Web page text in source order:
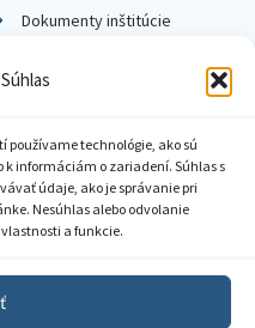
používame technológie, ako sú
k informáciám o zariadení. Súhlas s
údaje, ako je správanie pri
Nesúhlas alebo odvolanie
a funkcie.
Dokumenty inštitúcie
súkromia